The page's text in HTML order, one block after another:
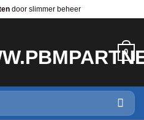
door slimmer beheer
0